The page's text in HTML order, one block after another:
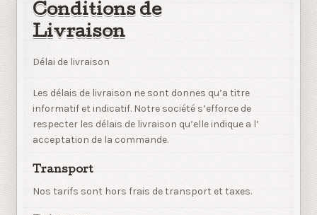
Conditions de
Livraison
Délai de livraison
Les délais de livraison ne sont donnes qu’a titre
informatif et indicatif. Notre société s’efforce de
respecter les délais de livraison qu’elle indique a l’
acceptation de la commande.
Transport
Nos tarifs sont hors frais de transport et taxes.